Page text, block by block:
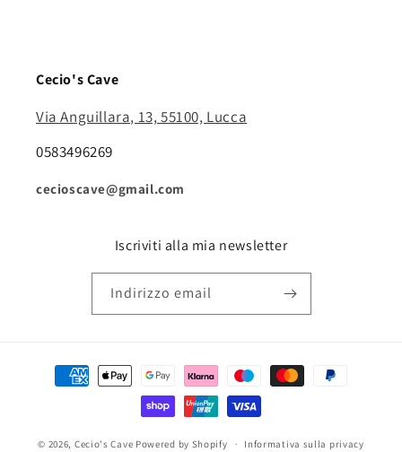
Cecio's Cave
Via Anguillara, 13, 55100, Lucca
0583496269
cecioscave@gmail.com
Iscriviti alla mia newsletter
Indirizzo email
Metodi
© 2026, Cecio's Cave Powered by Shopify Informativa sulla privacy